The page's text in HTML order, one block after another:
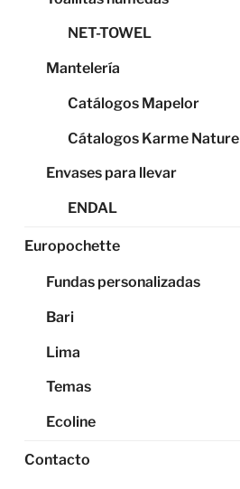
NET-TOWEL
Mantelería
Catálogos Mapelor
Cátalogos Karme Nature
Envases para llevar
ENDAL
Europochette
Fundas personalizadas
Bari
Lima
Temas
Ecoline
Contacto